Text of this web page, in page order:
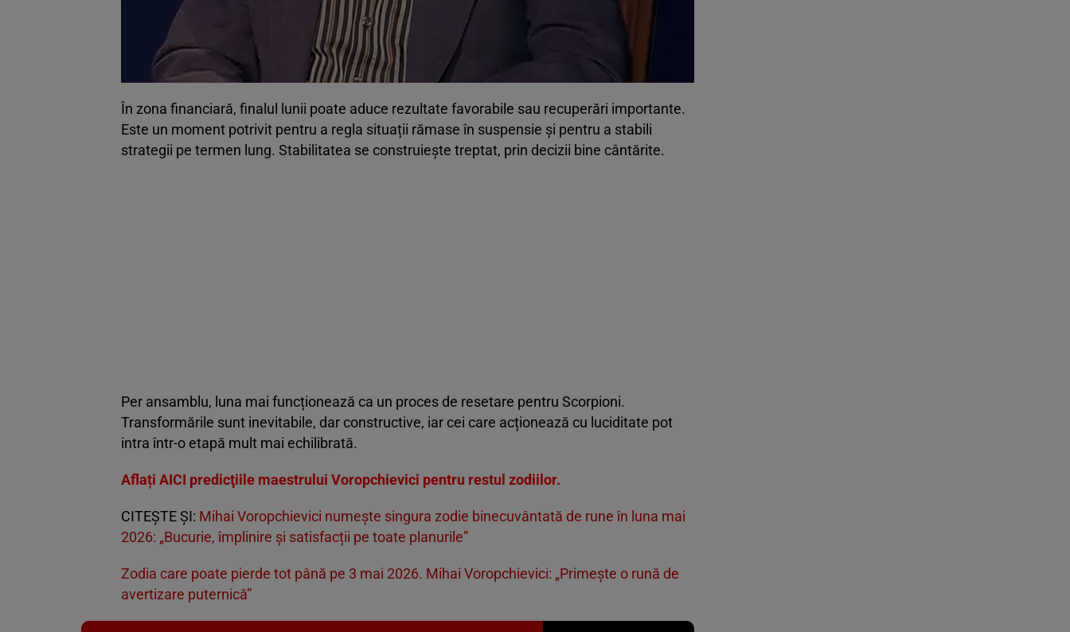
În zona financiară, finalul lunii poate aduce rezultate favorabile sau recuperări importante.
Este un moment potrivit pentru a regla situații rămase în suspensie și pentru a stabili
strategii pe termen lung. Stabilitatea se construiește treptat, prin decizii bine cântărite.
Per ansamblu, luna mai funcționează ca un proces de resetare pentru Scorpioni.
Transformările sunt inevitabile, dar constructive, iar cei care acționează cu luciditate pot
intra într-o etapă mult mai echilibrată.
Aflați AICI predicţiile maestrului Voropchievici pentru restul zodiilor.
CITEŞTE ŞI: Mihai Voropchievici numește singura zodie binecuvântată de rune în luna mai
2026: „Bucurie, împlinire și satisfacții pe toate planurile”
Zodia care poate pierde tot până pe 3 mai 2026. Mihai Voropchievici: „Primește o rună de
avertizare puternică”